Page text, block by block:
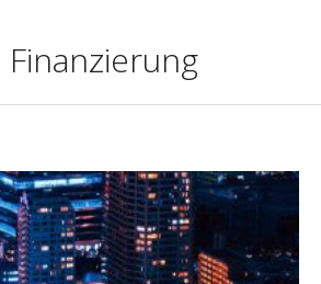
Finanzierung